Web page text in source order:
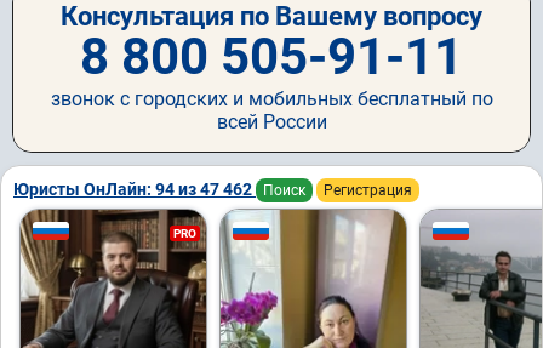
Консультация по Вашему вопросу
8 800 505-91-11
звонок с городских и мобильных бесплатный по
всей России
Юристы ОнЛайн: 94 из 47 462 Поиск Регистрация
PRO